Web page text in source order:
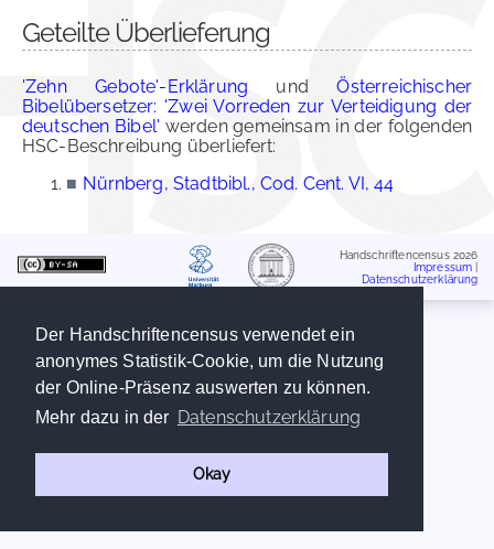
Der Handschriftencensus verwendet ein
anonymes Statistik-Cookie, um die Nutzung
der Online-Präsenz auswerten zu können.
Mehr dazu in der Datenschutzerklärung
Okay
Geteilte Überlieferung
'Zehn Gebote'-Erklärung undÖsterreichischer
Bibelübersetzer: 'Zwei Vorreden zur Verteidigung der
deutschen Bibel' werden gemeinsam in der folgenden
HSC-Beschreibung überliefert:
■ Nürnberg, Stadtbibl., Cod. Cent. VI, 44
Handschriftencensus 2026
Impressum
Datenschutzerklärung